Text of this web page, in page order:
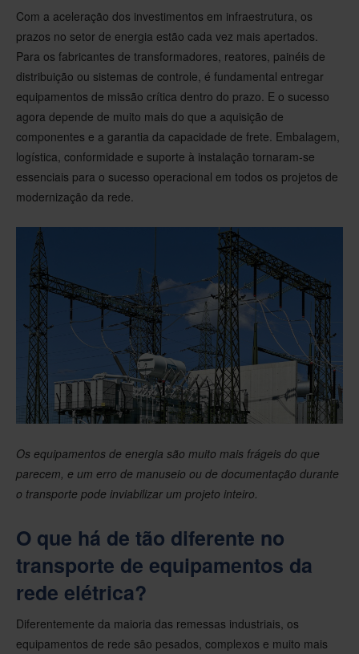
Com a aceleração dos investimentos em infraestrutura, os
prazos no setor de energia estão cada vez mais apertados.
Para os fabricantes de transformadores, reatores, painéis de
distribuição ou sistemas de controle, é fundamental entregar
equipamentos de missão crítica dentro do prazo. E o sucesso
agora depende de muito mais do que a aquisição de
componentes e a garantia da capacidade de frete. Embalagem,
logística, conformidade e suporte à instalação tornaram-se
essenciais para o sucesso operacional em todos os projetos de
modernização da rede.
Os equipamentos de energia são muito mais frágeis do que
parecem, e um erro de manuseio ou de documentação durante
o transporte pode inviabilizar um projeto inteiro.
O que há de tão diferente no
transporte de equipamentos da
rede elétrica?
Diferentemente da maioria das remessas industriais, os
equipamentos de rede são pesados, complexos e muito mais